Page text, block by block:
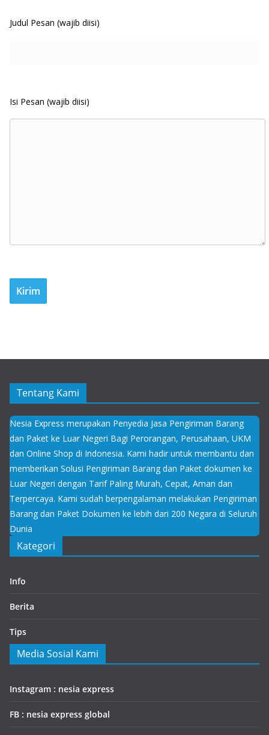
Judul Pesan (wajib diisi)
Isi Pesan (wajib diisi)
Tentang Kami
Nesia Express merupakan Penyedia Jasa Pengiriman Barang
dan Paket ke Luar Negeri Bagi Perorangan, Perusahaan, UKM
dan Online Shop di Indonesia. Kami hadir untuk membantu dan
memberikan Solusi Pengiriman Barang dan Paket dokumen ke
Luar Negeri dengan Tarif Paling Murah, Cepat, Aman dan
Terpercaya. Kami sudah berpengalaman melakukan Pengiriman
Barang dan Paket Dokumen ke lebih dari 200 Negara di Seluruh
Dunia
Kategori
Info
Berita
Tips
Media Sosial Kami
Instagram : nesia express
FB : nesia express global